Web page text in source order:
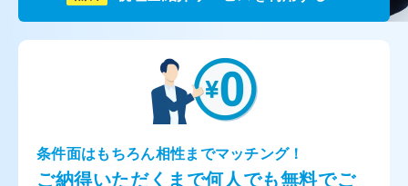
条件面はもちろん相性までマッチング！
ご納得いただくまで何人でも無料でご